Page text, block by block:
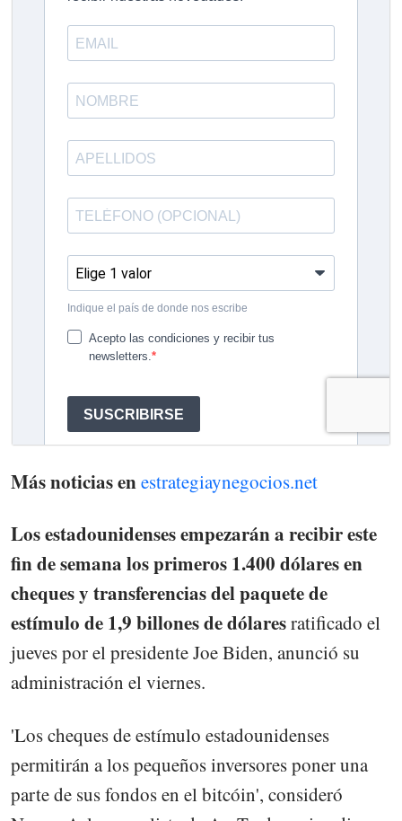
Más noticias enestrategiaynegocios.net
Los estadounidenses empezarán a recibir este
fin de semana los primeros 1.400 dólares en
cheques y transferencias del paquete de
estímulo de 1,9 billones de dólaresratificado el
jueves por el presidente Joe Biden, anunció su
administración el viernes.
'Los cheques de estímulo estadounidenses
permitirán a los pequeños inversores poner una
parte de sus fondos en el bitcóin', consideró